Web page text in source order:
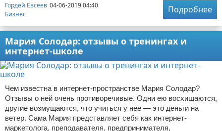
Гордей Евсеев 04-06-2019 04:40
Бизнес
Подробнее
Мария Солодар: отзывы о тренингах и
интернет-школе
Чем известна в интернет-пространстве Мария Солодар?
Отзывы о ней очень противоречивые. Одни ею восхищаются,
другие возмущаются, что учиться у нее — это деньги на
ветер. Сама Мария представляет себя как интернет-
маркетолога, преподавателя, предпринимателя,